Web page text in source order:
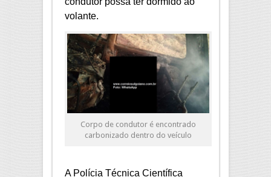
volante.
Corpo de condutor é encontrado
carbonizado dentro do veículo
A Polícia Técnica Científica